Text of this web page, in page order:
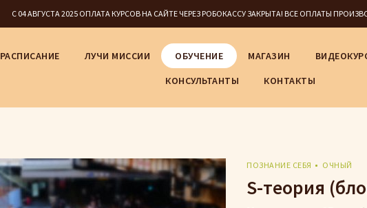
С 04 АВГУСТА 2025 ОПЛАТА КУРСОВ НА САЙТЕ ЧЕРЕЗ РОБОКАССУ ЗАКРЫТА! ВСЕ ОПЛАТЫ
РАСПИСАНИЕ ЛУЧИ МИССИИ ОБУЧЕНИЕ МАГАЗИН
КОНСУЛЬТАНТЫ
КОНТАКТЫ
ПОЗНАНИЕ СЕБЯ ОЧНЫЙ
S-теория